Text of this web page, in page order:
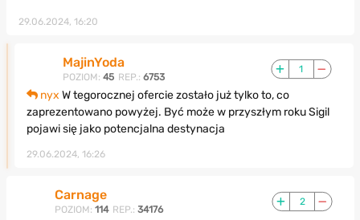
29.06.2024, 16:20
MajinYoda
POZIOM: 45 REP.: 6753
1
nyx W tegorocznej ofercie zostało już tylko to, co
zaprezentowano powyżej. Być może w przyszłym roku Sigil
pojawi się jako potencjalna destynacja
29.06.2024, 16:26
Carnage
POZIOM: 114 REP.: 34176
2